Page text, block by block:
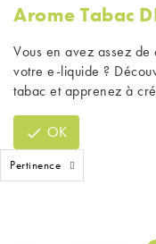
Arome Tabac
Vous en avez assez
votre e-liquide ?
tabac et apprenez à
 OK
Pertinence